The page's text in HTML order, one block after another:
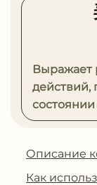
Выражает
действий,
состоянии
Описание
Как